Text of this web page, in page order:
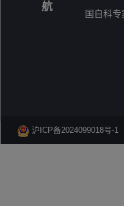
航
国自科专
沪ICP备2024099018号-1